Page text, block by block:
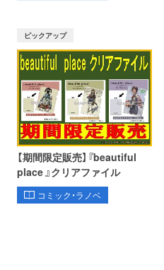
ピックアップ
【期間限定販売】『beautiful
place 』クリアファイル
コミック・ラノベ